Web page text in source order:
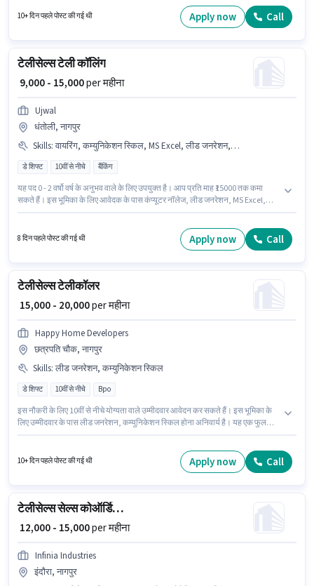
working प्रति सप्ताह है। यह नौकरी पारदी, नागपुर में स्थित है।
10+ दिन पहले पोस्ट की गई थी Apply now Call
टेलीसेल्स टेली कॉलिंग
₹ 9,000 - 15,000per महीना
Ujwal
धंतोली, नागपुर
Skills: वायरिंग, कम्युनिकेशन स्किल, MS Excel, लीड जनरेशन, कंप्यूटर नॉलेज
डे शिफ्ट 10वीं से नीचे बैंकिंग
यह पद 0 - 2 वर्षो वर्ष के अनुभव वाले के लिए उपयुक्त है। आप प्रति माह ₹15000 तक कमा
सकते हैं। इस भूमिका के लिए आवेदक के पास कंप्यूटर नॉलेज, लीड जनरेशन, MS Excel,
पद के लिए सक्रिय रूप से हायर कर रहा है। यह एक फुल टाइम भूमिका है, जिसमें डे शिफ्ट और
8 दिन पहले पोस्ट की गई थी Apply now Call
टेलीसेल्स टेलीकॉलर
₹ 15,000 - 20,000per महीना
Happy Home Developers
छत्रपति चौक, नागपुर
Skills: लीड जनरेशन, कम्युनिकेशन स्किल
डे शिफ्ट 10वीं से नीचे Bpo
इस नौकरी के लिए 10वीं से नीचे योग्यता वाले उम्मीदवार आवेदन कर सकते हैं। इस भूमिका के
लिए उम्मीदवार के पास लीड जनरेशन, कम्युनिकेशन स्किल होना अनिवार्य है। यह एक फुल
वैकेंसी छत्रपति चौक, नागपुर में है।
10+ दिन पहले पोस्ट की गई थी Apply now Call
टेलीसेल्स सेल्स कोऑर्डिनेटर
₹ 12,000 - 15,000per महीना
Infinia Industries
इंदौरा, नागपुर